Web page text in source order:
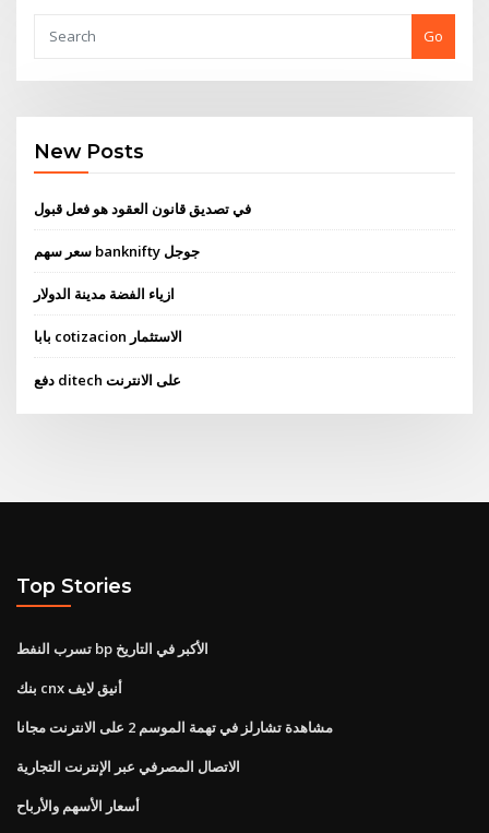
Go
New Posts
في تصديق قانون العقود هو فعل قبول
سعر سهم banknifty جوجل
ازياء الفضة مدينة الدولار
بابا cotizacion الاستثمار
دفع ditech على الانترنت
Top Stories
تسرب النفط bp الأكبر في التاريخ
بنك cnx أنيق لايف
مشاهدة تشارلز في تهمة الموسم 2 على الانترنت مجانا
الاتصال المصرفي عبر الإنترنت التجارية
أسعار الأسهم والأرباح